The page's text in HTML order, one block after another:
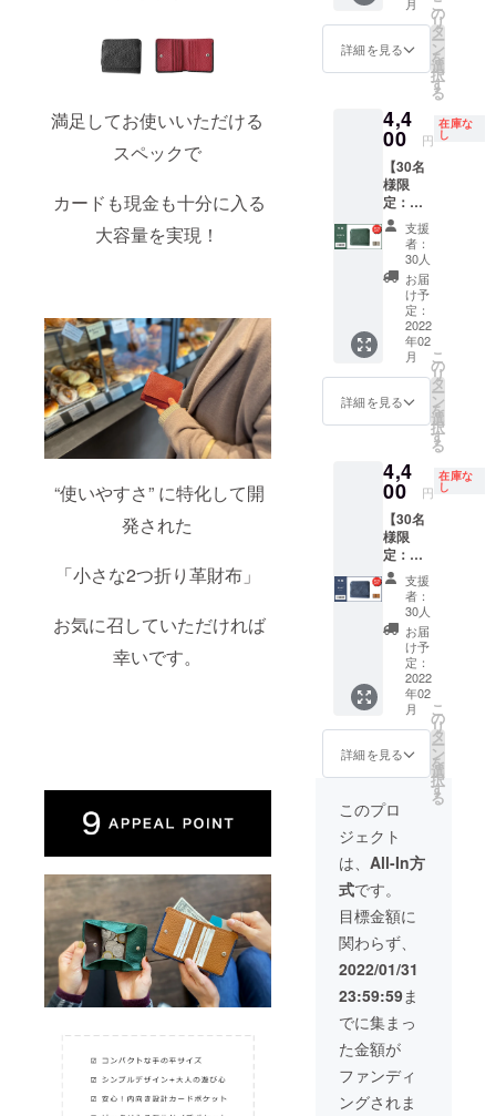
満足してお使いいただける
スペックで
カードも現金も十分に入る
大容量を実現！
“使いやすさ” に特化して開
発された
「小さな2つ折り革財布」
お気に召していただければ
幸いです。
込）に
て承り
ます。
布 ］×
１個 <
納期>：
2022年
売予定
価格
￥5,500
（税・
送料
込）の
ところ
早割支
援者様
限定
20%off
￥4,400
（税・
送料
込）に
て承り
月
詳細を見る
こ
の
リ
タ
ー
ン
を
選
択
す
る
4,4
00 円
在庫な
し
【30名
様限
定：グ
リーン
早割
20％OF
F】
［小さ
な2つ折
り革財
布 ］×
１個 <
納期>：
2022年
2月末
価格
￥5,500
（税・
送料
込）の
ところ
早割支
援者様
限定
20%off
￥4,400
（税・
送料
込）に
て承り
ます。
支援
者：
30人
お届
け予
定：
2022
年02
月
詳細を見る
こ
の
リ
タ
ー
ン
を
選
択
す
る
4,4
00 円
在庫な
し
【30名
様限
定：ネ
イビー
早割
20％OF
F】
［小さ
な2つ折
り革財
布 ］×
１個 <
納期>：
2022年
2月末
売予定
価格
￥5,500
（税・
送料
込）の
ところ
早割支
援者様
限定
20%off
の
￥4,400
（税・
送料
込）に
て承り
ます。
支援
者：
30人
お届
け予
定：
2022
年02
月
詳細を見る
こ
の
リ
タ
ー
ン
を
選
択
す
る
このプロ
ジェクト
は、 All-In方
式です。
目標金額に
関わらず、
2022/01/31
23:59:59ま
でに集まっ
た金額が
ファンディ
ングされま